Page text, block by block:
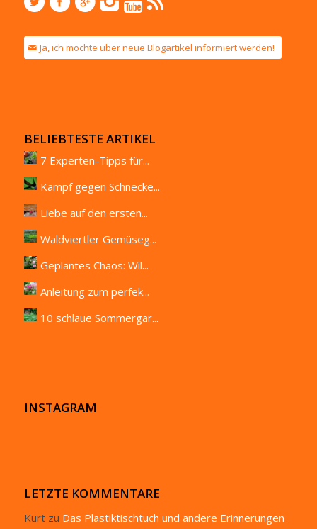
Ja, ich möchte über neue Blogartikel informiert werden!
BELIEBTESTE ARTIKEL
7 Experten-Tipps für...
Kampf gegen Schnecke...
Liebe auf den ersten...
Waldviertler Gemüseg...
Geplantes Chaos: Wil...
Anleitung zum perfek...
10 schlaue Sommergar...
INSTAGRAM
LETZTE KOMMENTARE
Kurtzu Das Plastiktischtuch und andere Erinnerungen